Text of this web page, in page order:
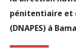
pénitentiaire et
(DNAPES) à